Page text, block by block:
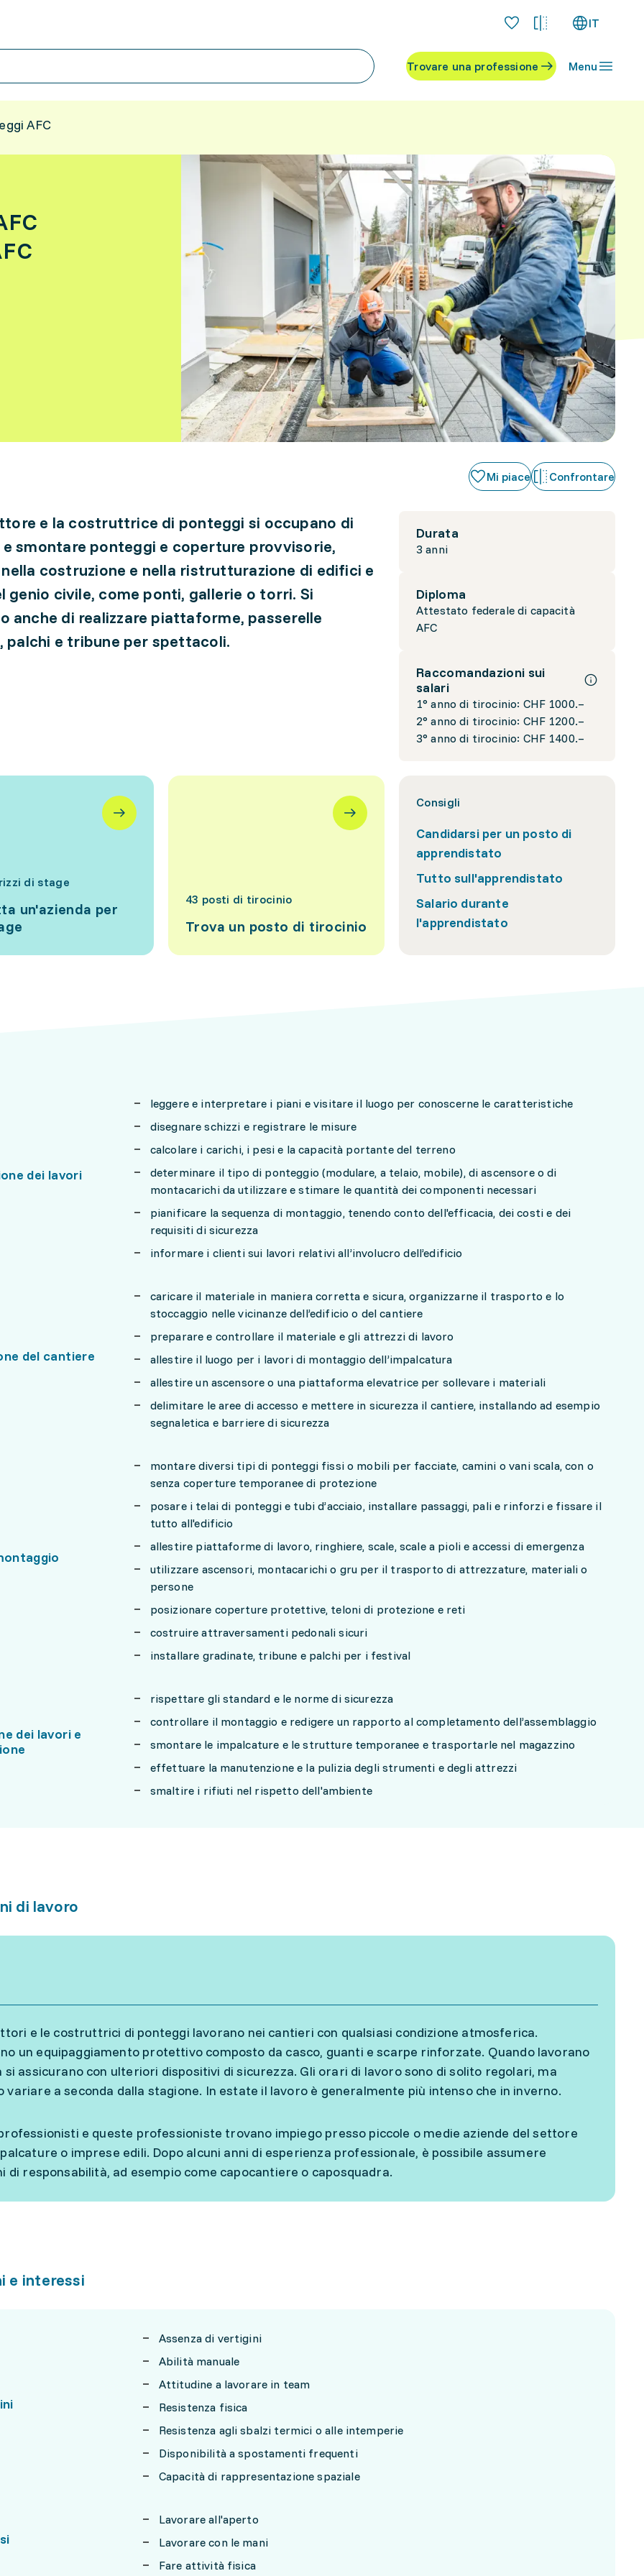
IT
Trovare una professione Menu
AFC
Mi piace Confrontare
Durata
3 anni
Diploma
Attestato federale di capacità
AFC
Raccomandazioni sui
salari
1° anno di tirocinio: CHF 1000.–
2° anno di tirocinio: CHF 1200.–
3° anno di tirocinio: CHF 1400.–
e la costruttrice di ponteggi si occupano di
smontare ponteggi e coperture provvisorie,
costruzione e nella ristrutturazione di edifici e
genio civile, come ponti, gallerie o torri. Si
anche di realizzare piattaforme, passerelle
palchi e tribune per spettacoli.
di stage
un'azienda per
43 posti di tirocinio
Trova un posto di tirocinio
Consigli
Candidarsi per un posto di
apprendistato
Tutto sull'apprendistato
Salario durante
l'apprendistato
dei lavori
leggere e interpretare i piani e visitare il luogo per conoscerne le caratteristiche
disegnare schizzi e registrare le misure
calcolare i carichi, i pesi e la capacità portante del terreno
determinare il tipo di ponteggio (modulare, a telaio, mobile), di ascensore o di
montacarichi da utilizzare e stimare le quantità dei componenti necessari
pianificare la sequenza di montaggio, tenendo conto dell'efficacia, dei costi e dei
requisiti di sicurezza
informare i clienti sui lavori relativi all’involucro dell’edificio
del cantiere
caricare il materiale in maniera corretta e sicura, organizzarne il trasporto e lo
stoccaggio nelle vicinanze dell’edificio o del cantiere
preparare e controllare il materiale e gli attrezzi di lavoro
allestire il luogo per i lavori di montaggio dell’impalcatura
allestire un ascensore o una piattaforma elevatrice per sollevare i materiali
delimitare le aree di accesso e mettere in sicurezza il cantiere, installando ad esempio
segnaletica e barriere di sicurezza
montare diversi tipi di ponteggi fissi o mobili per facciate, camini o vani scala, con o
senza coperture temporanee di protezione
posare i telai di ponteggi e tubi d’acciaio, installare passaggi, pali e rinforzi e fissare il
tutto all'edificio
allestire piattaforme di lavoro, ringhiere, scale, scale a pioli e accessi di emergenza
utilizzare ascensori, montacarichi o gru per il trasporto di attrezzature, materiali o
persone
posizionare coperture protettive, teloni di protezione e reti
costruire attraversamenti pedonali sicuri
installare gradinate, tribune e palchi per i festival
dei lavori e
rispettare gli standard e le norme di sicurezza
controllare il montaggio e redigere un rapporto al completamento dell’assemblaggio
smontare le impalcature e le strutture temporanee e trasportarle nel magazzino
effettuare la manutenzione e la pulizia degli strumenti e degli attrezzi
smaltire i rifiuti nel rispetto dell'ambiente
di lavoro
e le costruttrici di ponteggi lavorano nei cantieri con qualsiasi condizione atmosferica.
un equipaggiamento protettivo composto da casco, guanti e scarpe rinforzate. Quando lavorano
si assicurano con ulteriori dispositivi di sicurezza. Gli orari di lavoro sono di solito regolari, ma
variare a seconda dalla stagione. In estate il lavoro è generalmente più intenso che in inverno.
e queste professioniste trovano impiego presso piccole o medie aziende del settore
o imprese edili. Dopo alcuni anni di esperienza professionale, è possibile assumere
di responsabilità, ad esempio come capocantiere o caposquadra.
e interessi
Assenza di vertigini
Abilità manuale
Attitudine a lavorare in team
Resistenza fisica
Resistenza agli sbalzi termici o alle intemperie
Disponibilità a spostamenti frequenti
Capacità di rappresentazione spaziale
Lavorare all'aperto
Lavorare con le mani
Fare attività fisica